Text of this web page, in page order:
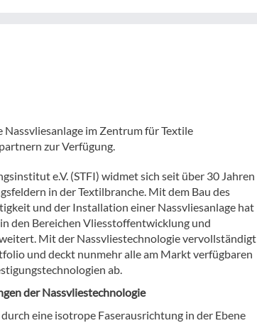
im Zentrum für Textile
zur Verfügung.
e.V. (STFI) widmet sich seit über 30 Jahren
in der Textilbranche. Mit dem Bau des
und der Installation einer Nassvliesanlage hat
den Bereichen Vliesstoffentwicklung und
Mit der Nassvliestechnologie vervollständigt
und deckt nunmehr alle am Markt verfügbaren
ab.
der Nassvliestechnologie
eine isotrope Faserausrichtung in der Ebene